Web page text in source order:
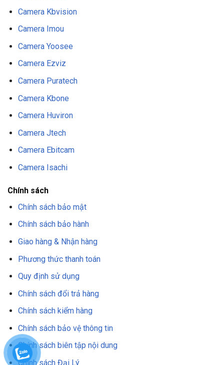
Camera Kbvision
Camera Imou
Camera Yoosee
Camera Ezviz
Camera Puratech
Camera Kbone
Camera Huviron
Camera Jtech
Camera Ebitcam
Camera Isachi
Chính sách
Chính sách bảo mật
Chính sách bảo hành
Giao hàng & Nhận hàng
Phương thức thanh toán
Quy định sử dụng
Chính sách đổi trả hàng
Chính sách kiểm hàng
Chính sách bảo vệ thông tin
Chính sách biên tập nội dung
Chính sách Đại Lý